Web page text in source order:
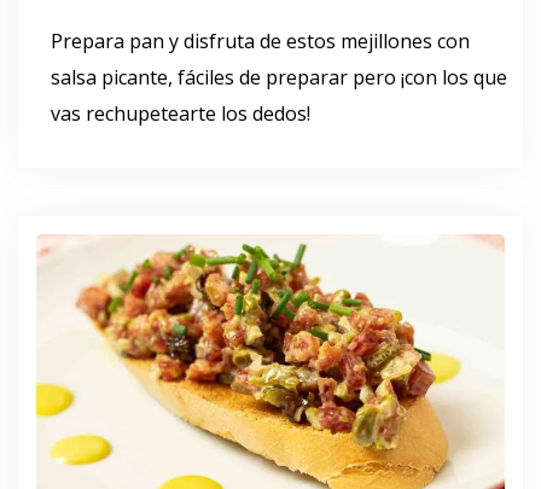
Prepara pan y disfruta de estos mejillones con
salsa picante, fáciles de preparar pero ¡con los que
vas rechupetearte los dedos!